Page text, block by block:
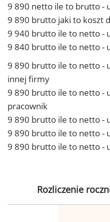
9 890 netto ile to brutto -
9 890 brutto jaki to koszt
9 940 brutto ile to netto -
9 840 brutto ile to netto -
9 890 brutto ile to netto -
innej firmy
9 890 brutto ile to netto -
pracownik
9 890 brutto ile to netto -
9 890 brutto ile to netto -
9 890 brutto ile to netto -
Rozliczenie